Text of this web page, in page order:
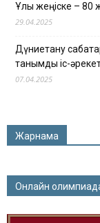
Ұлы жеңіске – 80
29.04.2025
Дүниетану
танымдық іс-
07.04.2025
Жарнама
Онлайн